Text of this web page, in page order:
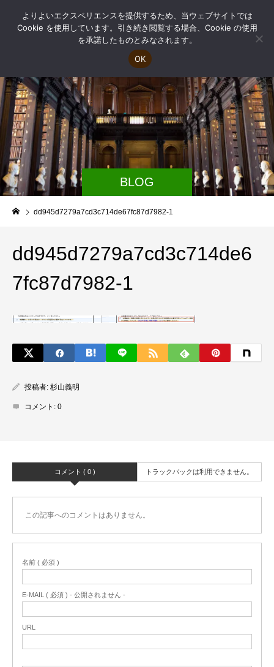
BLOG
dd945d7279a7cd3c714de67fc87d7982-1
dd945d7279a7cd3c714de6
7fc87d7982-1
投稿者: 杉山義明
コメント: 0
コメント ( 0 ) トラックバックは利用できません。
この記事へのコメントはありません。
名前 ( 必須 )
E-MAIL ( 必須 ) - 公開されません -
URL
よりよいエクスペリエンスを提供するため、当ウェブサイトでは
Cookie を使用しています。引き続き閲覧する場合、Cookie の使用
を承諾したものとみなされます。
OK